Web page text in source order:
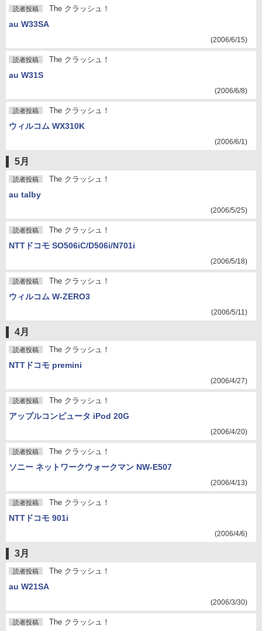
読者投稿 The クラッシュ！
au W33SA
(2006/6/15)
読者投稿 The クラッシュ！
au W31S
(2006/6/8)
読者投稿 The クラッシュ！
ウィルコム WX310K
(2006/6/1)
5月
読者投稿 The クラッシュ！
au talby
(2006/5/25)
読者投稿 The クラッシュ！
NTTドコモ SO506iC/D506i/N701i
(2006/5/18)
読者投稿 The クラッシュ！
ウィルコム W-ZERO3
(2006/5/11)
4月
読者投稿 The クラッシュ！
NTTドコモ premini
(2006/4/27)
読者投稿 The クラッシュ！
アップルコンピュータ iPod 20G
(2006/4/20)
読者投稿 The クラッシュ！
ソニー ネットワークウォークマン NW-E507
(2006/4/13)
読者投稿 The クラッシュ！
NTTドコモ 901i
(2006/4/6)
3月
読者投稿 The クラッシュ！
au W21SA
(2006/3/30)
読者投稿 The クラッシュ！